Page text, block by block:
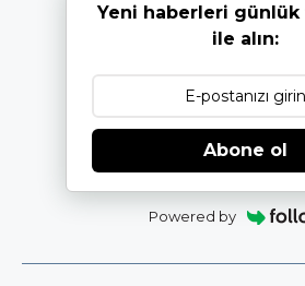
Yeni haberleri günlük
ile alın:
Abone ol
Powered by